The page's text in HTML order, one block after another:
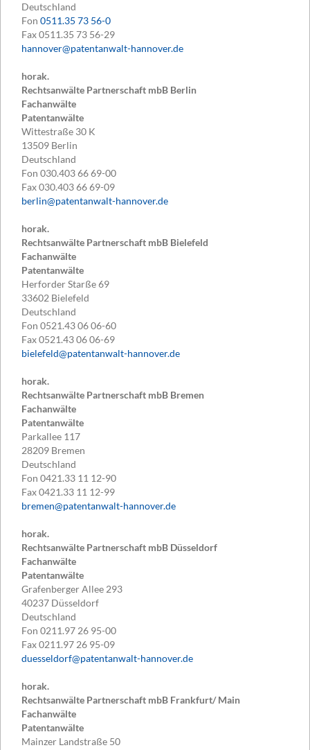
Deutschland
Fon 0511.35 73 56-0
Fax0511.35 73 56-29
hannover@patentanwalt-hannover.de
horak.
Rechtsanwälte Partnerschaft mbB Berlin
Fachanwälte
Patentanwälte
Wittestraße 30 K
13509 Berlin
Deutschland
Fon 030.403 66 69-00
Fax030.403 66 69-09
berlin@patentanwalt-hannover.de
horak.
Rechtsanwälte Partnerschaft mbB Bielefeld
Fachanwälte
Patentanwälte
Herforder Starße 69
33602 Bielefeld
Deutschland
Fon 0521.43 06 06-60
Fax0521.43 06 06-69
bielefeld@patentanwalt-hannover.de
horak.
Rechtsanwälte Partnerschaft mbB Bremen
Fachanwälte
Patentanwälte
Parkallee 117
28209 Bremen
Deutschland
Fon 0421.33 11 12-90
Fax0421.33 11 12-99
bremen@patentanwalt-hannover.de
horak.
Rechtsanwälte Partnerschaft mbB Düsseldorf
Fachanwälte
Patentanwälte
Grafenberger Allee 293
40237 Düsseldorf
Deutschland
Fon 0211.97 26 95-00
Fax0211.97 26 95-09
duesseldorf@patentanwalt-hannover.de
horak.
Rechtsanwälte Partnerschaft mbB Frankfurt/ Main
Fachanwälte
Patentanwälte
Mainzer Landstraße 50